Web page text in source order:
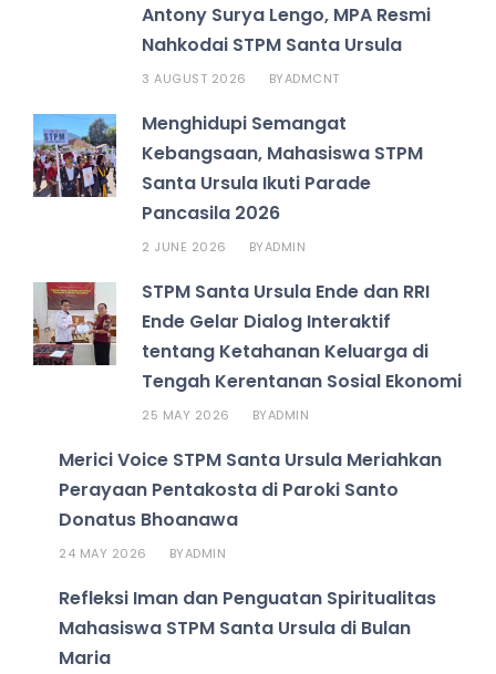
Antony Surya Lengo, MPA Resmi
Nahkodai STPM Santa Ursula
3 AUGUST 2026 BYADMCNT
Menghidupi Semangat
Kebangsaan, Mahasiswa STPM
Santa Ursula Ikuti Parade
Pancasila 2026
2 JUNE 2026 BYADMIN
STPM Santa Ursula Ende dan RRI
Ende Gelar Dialog Interaktif
tentang Ketahanan Keluarga di
Tengah Kerentanan Sosial Ekonomi
25 MAY 2026 BYADMIN
Merici Voice STPM Santa Ursula Meriahkan
Perayaan Pentakosta di Paroki Santo
Donatus Bhoanawa
24 MAY 2026 BYADMIN
Refleksi Iman dan Penguatan Spiritualitas
Mahasiswa STPM Santa Ursula di Bulan
Maria